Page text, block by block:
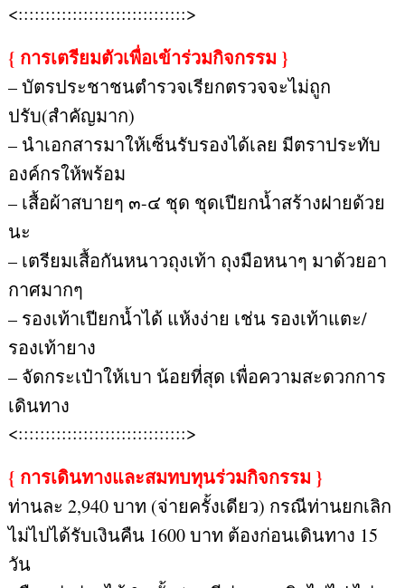
<:::::::::::::::::::::::::::::::>
{ การเตรียมตัวเพื่อเข้าร่วมกิจกรรม }
– บัตรประชาชนตำรวจเรียกตรวจจะไม่ถูก
ปรับ(สำคัญมาก)
– นำเอกสารมาให้เซ็นรับรองได้เลย มีตราประทับ
องค์กรให้พร้อม
– เสื้อผ้าสบายๆ ๓-๔ ชุด ชุดเปียกน้ำสร้างฝายด้วย
นะ
– เตรียมเสื้อกันหนาวถุงเท้า ถุงมือหนาๆ มาด้วยอา
กาศมากๆ
– รองเท้าเปียกน้ำได้ แห้งง่าย เช่น รองเท้าแตะ/
รองเท้ายาง
– จัดกระเป๋าให้เบา น้อยที่สุด เพื่อความสะดวกการ
เดินทาง
<:::::::::::::::::::::::::::::::>
{ การเดินทางและสมทบทุนร่วมกิจกรรม }
ท่านละ 2,940 บาท (จ่ายครั้งเดียว) กรณีท่านยกเลิก
ไม่ไปได้รับเงินคืน 1600 บาท ต้องก่อนเดินทาง 15
วัน